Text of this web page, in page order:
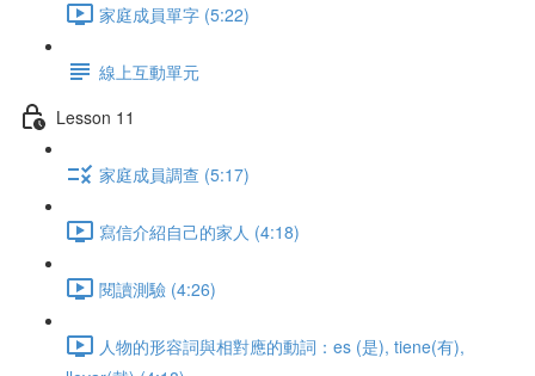
家庭成員單字 (5:22)
線上互動單元
Lesson 11
家庭成員調查 (5:17)
寫信介紹自己的家人 (4:18)
閱讀測驗 (4:26)
人物的形容詞與相對應的動詞：es (是), tiene(有),